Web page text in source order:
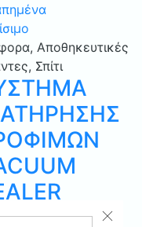
, Αποθηκευτικές
, Σπίτι
€ Original
24.90€Η